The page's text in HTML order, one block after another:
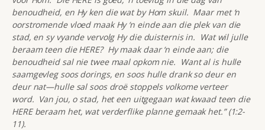
benoudheid, en Hy ken die wat by Hom skuil. Maar met ‘n
oorstromende vloed maak Hy ‘n einde aan die plek van die
stad, en sy vyande vervolg Hy die duisternis in. Wat wil julle
beraam teen die HERE? Hy maak daar ‘n einde aan; die
benoudheid sal nie twee maal opkom nie. Want al is hulle
saamgevleg soos dorings, en soos hulle drank so deur en
deur nat—hulle sal soos droë stoppels volkome verteer
word. Van jou, o stad, het een uitgegaan wat kwaad teen die
HERE beraam het, wat verderflike planne gemaak het.” (1:2-
11).